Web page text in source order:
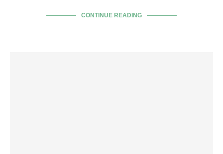
CONTINUE READING